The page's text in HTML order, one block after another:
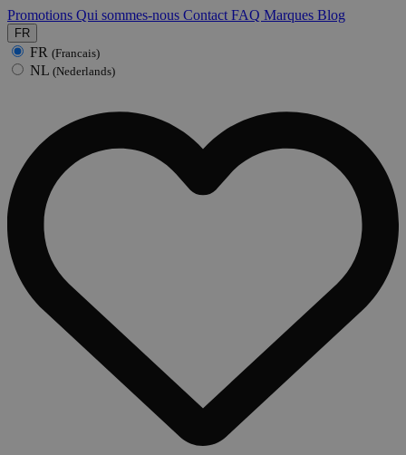
Promotions Qui sommes-nous Contact FAQ Marques Blog
FR
FR (Francais)
NL (Nederlands)